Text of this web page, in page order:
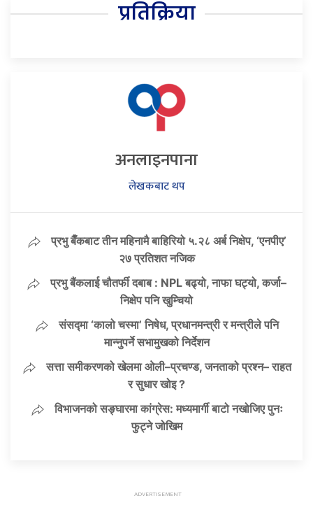
प्रतिक्रिया
अनलाइनपाना
लेखकबाट थप
प्रभु बैँकबाट तीन महिनामै बाहिरियो ५.२८ अर्ब निक्षेप, ‘एनपीए’
२७ प्रतिशत नजिक
प्रभु बैंकलाई चौतर्फी दबाब : NPL बढ्यो, नाफा घट्यो, कर्जा–
निक्षेप पनि खुम्चियो
संसद्मा ‘कालो चस्मा’ निषेध, प्रधानमन्त्री र मन्त्रीले पनि
मान्नुपर्ने सभामुखको निर्देशन
सत्ता समीकरणको खेलमा ओली–प्रचण्ड, जनताको प्रश्न– राहत
र सुधार खोइ ?
विभाजनको सङ्घारमा कांग्रेस: मध्यमार्गी बाटो नखोजिए पुनः
फुट्ने जोखिम